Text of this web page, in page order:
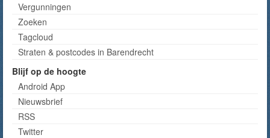
Vergunningen
Zoeken
Tagcloud
Straten & postcodes in Barendrecht
Blijf op de hoogte
Android App
Nieuwsbrief
RSS
Twitter